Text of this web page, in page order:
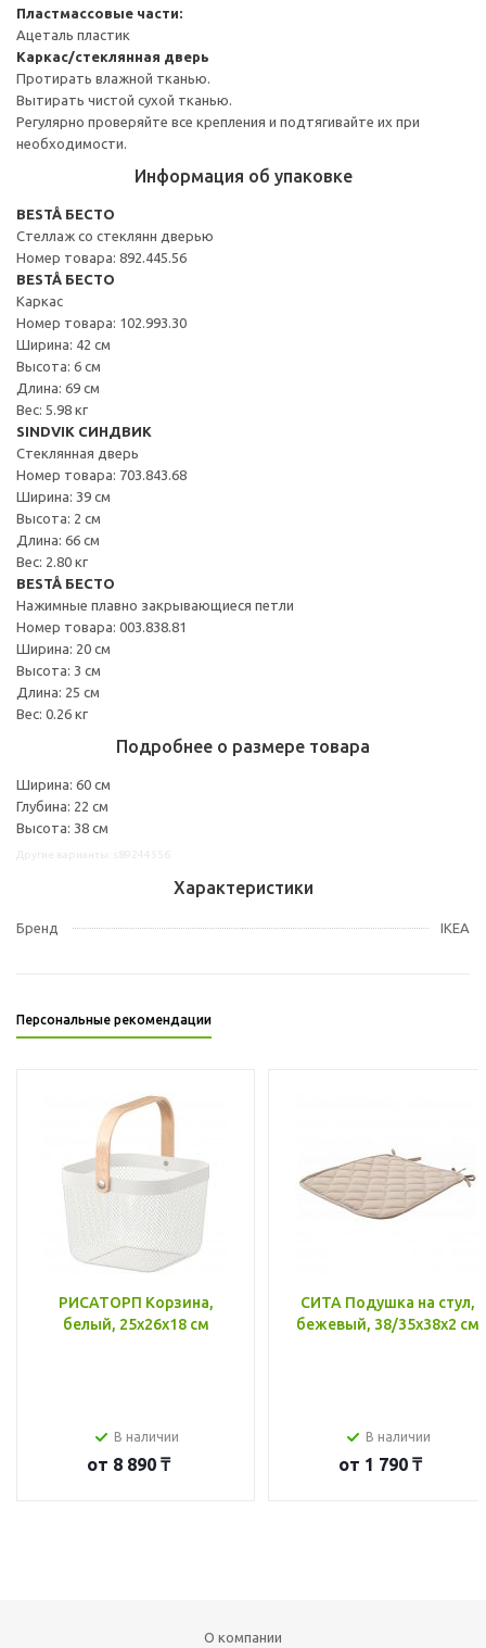
Пластмассовые части:
Ацеталь пластик
Каркас/стеклянная дверь
Протирать влажной тканью.
Вытирать чистой сухой тканью.
Регулярно проверяйте все крепления и подтягивайте их при
необходимости.
Информация об упаковке
BESTÅ БЕСТО
Стеллаж со стеклянн дверью
Номер товара: 892.445.56
BESTÅ БЕСТО
Каркас
Номер товара: 102.993.30
Ширина: 42 см
Высота: 6 см
Длина: 69 см
Вес: 5.98 кг
SINDVIK СИНДВИК
Стеклянная дверь
Номер товара: 703.843.68
Ширина: 39 см
Высота: 2 см
Длина: 66 см
Вес: 2.80 кг
BESTÅ БЕСТО
Нажимные плавно закрывающиеся петли
Номер товара: 003.838.81
Ширина: 20 см
Высота: 3 см
Длина: 25 см
Вес: 0.26 кг
Подробнее о размере товара
Ширина: 60 см
Глубина: 22 см
Высота: 38 см
Характеристики
Бренд IKEA
Персональные рекомендации
РИСАТОРП Корзина,
белый, 25x26x18 см
В наличии
от 8 890 ₸
СИТА Подушка на стул,
бежевый, 38/35x38x2 см
В наличии
от 1 790 ₸
О компании